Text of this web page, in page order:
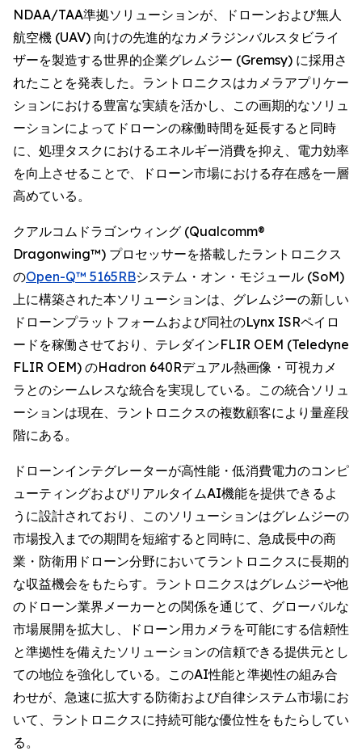
NDAA/TAA準拠ソリューションが、ドローンおよび無人
航空機 (UAV) 向けの先進的なカメラジンバルスタビライ
ザーを製造する世界的企業グレムジー (Gremsy) に採用さ
れたことを発表した。ラントロニクスはカメラアプリケー
ションにおける豊富な実績を活かし、この画期的なソリュ
ーションによってドローンの稼働時間を延長すると同時
に、処理タスクにおけるエネルギー消費を抑え、電力効率
を向上させることで、ドローン市場における存在感を一層
高めている。
クアルコムドラゴンウィング (Qualcomm®
Dragonwing™) プロセッサーを搭載したラントロニクス
のOpen-Q™ 5165RBシステム・オン・モジュール (SoM)
上に構築された本ソリューションは、グレムジーの新しい
ドローンプラットフォームおよび同社のLynx ISRペイロ
ードを稼働させており、テレダインFLIR OEM (Teledyne
FLIR OEM) のHadron 640Rデュアル熱画像・可視カメ
ラとのシームレスな統合を実現している。この統合ソリュ
ーションは現在、ラントロニクスの複数顧客により量産段
階にある。
ドローンインテグレーターが高性能・低消費電力のコンピ
ューティングおよびリアルタイムAI機能を提供できるよ
うに設計されており、このソリューションはグレムジーの
市場投入までの期間を短縮すると同時に、急成長中の商
業・防衛用ドローン分野においてラントロニクスに長期的
な収益機会をもたらす。ラントロニクスはグレムジーや他
のドローン業界メーカーとの関係を通じて、グローバルな
市場展開を拡大し、ドローン用カメラを可能にする信頼性
と準拠性を備えたソリューションの信頼できる提供元とし
ての地位を強化している。このAI性能と準拠性の組み合
わせが、急速に拡大する防衛および自律システム市場にお
いて、ラントロニクスに持続可能な優位性をもたらしてい
る。